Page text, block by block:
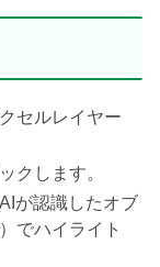
セルレイヤー
クします。
が認識したオブ
でハイライト